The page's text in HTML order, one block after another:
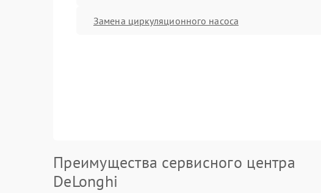
Замена циркуляционного насоса
Преимущества сервисного центра
DeLonghi